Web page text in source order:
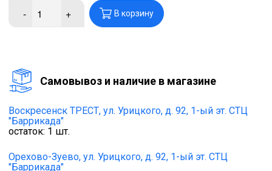
- + В корзину
Cамовывоз и наличие в магазине
Воскресенск ТРЕСТ, ул. Урицкого, д. 92, 1-ый эт. СТЦ
"Баррикада"
остаток: 1 шт.
Орехово-Зуево, ул. Урицкого, д. 92, 1-ый эт. СТЦ
"Баррикада"